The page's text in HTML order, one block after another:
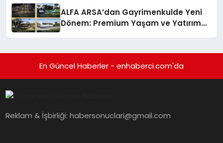
ALFA ARSA’dan Gayrimenkulde Yeni
Dönem: Premium Yaşam ve Yatırım
En Güncel Haberler - enhaberci.com'da
Reklam & İşbirliği:habersonuclari@gmail.com